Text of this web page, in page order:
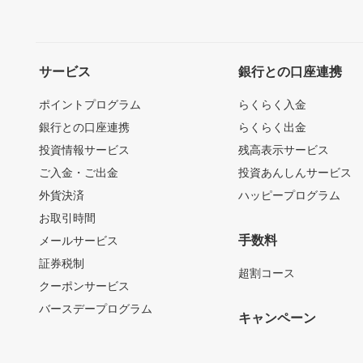
サービス
ポイントプログラム
銀行との口座連携
投資情報サービス
ご入金・ご出金
外貨決済
お取引時間
メールサービス
証券税制
クーポンサービス
バースデープログラム
銀行との口座連携
らくらく入金
らくらく出金
残高表示サービス
投資あんしんサービス
ハッピープログラム
手数料
超割コース
キャンペーン